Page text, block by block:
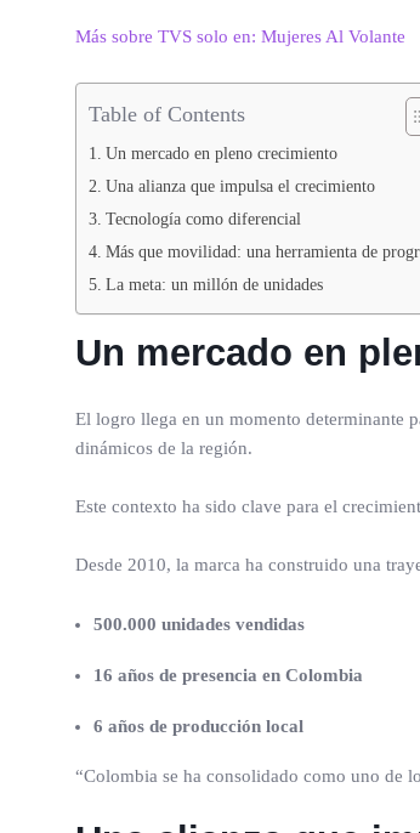
Más sobre TVS solo en: Mujeres Al Volante
Table of Contents
Un mercado en pleno crecimiento
Una alianza que impulsa el crecimiento
Tecnología como diferencial
Más que movilidad: una herramienta de
La meta: un millón de unidades
Un mercado en
El logro llega en un momento determinante
dinámicos de la región.
Este contexto ha sido clave para el
Desde 2010, la marca ha construido una
500.000 unidades vendidas
16 años de presencia en Colombia
6 años de producción local
“Colombia se ha consolidado como uno de